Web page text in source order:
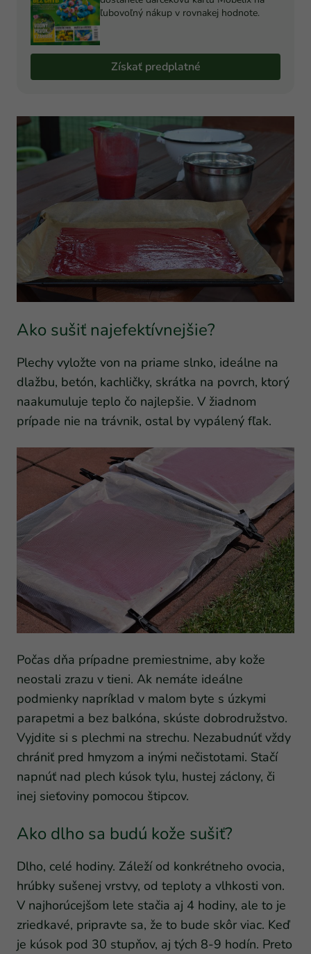
ľubovoľný nákup v rovnakej hodnote.
Získať predplatné
Ako sušiť najefektívnejšie?
Plechy vyložte von na priame slnko, ideálne na
dlažbu, betón, kachličky, skrátka na povrch, ktorý
naakumuluje teplo čo najlepšie. V žiadnom
prípade nie na trávnik, ostal by vypálený fľak.
Počas dňa prípadne premiestnime, aby kože
neostali zrazu v tieni. Ak nemáte ideálne
podmienky napríklad v malom byte s úzkymi
parapetmi a bez balkóna, skúste dobrodružstvo.
Vyjdite si s plechmi na strechu. Nezabudnúť vždy
chrániť pred hmyzom a inými nečistotami. Stačí
napnúť nad plech kúsok tylu, hustej záclony, či
inej sieťoviny pomocou štipcov.
Ako dlho sa budú kože sušiť?
Dlho, celé hodiny. Záleží od konkrétneho ovocia,
hrúbky sušenej vrstvy, od teploty a vlhkosti von.
V najhorúcejšom lete stačia aj 4 hodiny, ale to je
zriedkavé, pripravte sa, že to bude skôr viac. Keď
je kúsok pod 30 stupňov, aj tých 8-9 hodín. Preto